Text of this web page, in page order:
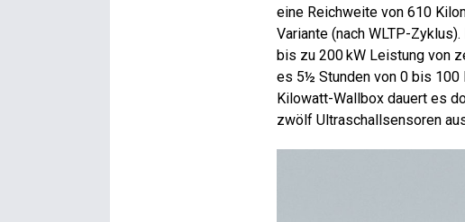
eine Reichweite von 610
Variante (nach WLTP-
bis zu 200 kW Leistung von
es 5½ Stunden von 0 bis 100
Kilowatt-Wallbox dauert es
zwölf Ultraschallsensoren